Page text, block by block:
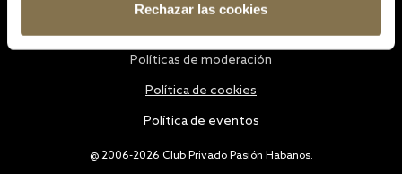
Rechazar las cookies
@ 2006-2026 Club Privado Pasión Habanos.
Políticas de moderación
Política de cookies
Política de eventos